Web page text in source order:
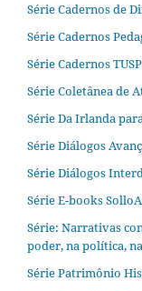
Série Cadernos de
Série Cadernos
Série Cadernos TUSP
Série Coletânea de
Série Da Irlanda
Série Diálogos
Série Diálogos
Série E-books
Série: Narrativas
poder, na política,
Série Patrimônio